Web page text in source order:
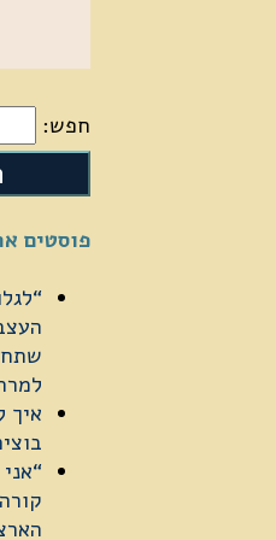
חפש:
פוסטים
איך